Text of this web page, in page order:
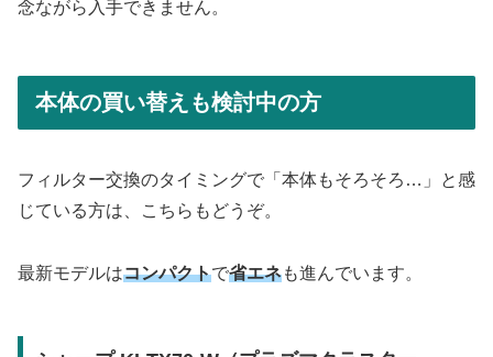
念ながら入手できません。
本体の買い替えも検討中の方
フィルター交換のタイミングで「本体もそろそろ…」と感
じている方は、こちらもどうぞ。
最新モデルはコンパクトで省エネも進んでいます。